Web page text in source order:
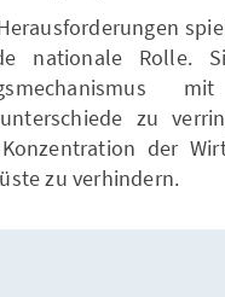
nationale Rolle.
zu
der
zu verhindern.